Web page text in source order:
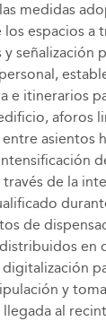
medidas
espacios a
señalización
e itinerarios
aforos
asientos
de la
de
en
y
llegada al